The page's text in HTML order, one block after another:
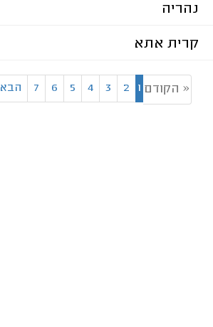
נהריה
קרית אתא
« הקודם 1
2
3
4
5
6
7 הבא